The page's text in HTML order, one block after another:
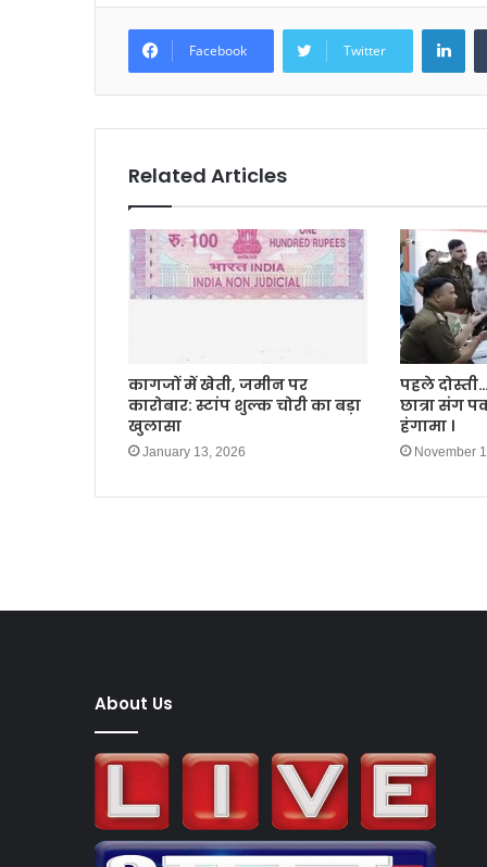
k
Facebook Twitter
Related Articles
कागजों में खेती, जमीन पर
कारोबार: स्टांप शुल्क चोरी का बड़ा
खुलासा
January 13, 2026
पहले
छात्रा संग
हंगामा ।
November